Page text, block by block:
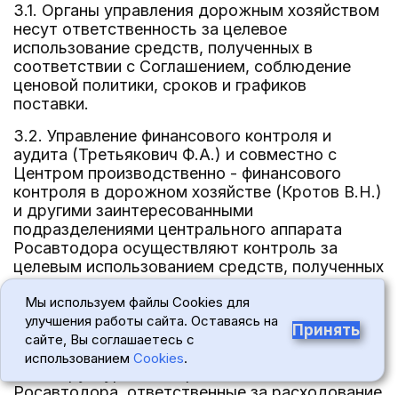
3.1. Органы управления дорожным хозяйством
несут ответственность за целевое
использование средств, полученных в
соответствии с Соглашением, соблюдение
ценовой политики, сроков и графиков
поставки.
3.2. Управление финансового контроля и
аудита (Третьякович Ф.А.) и совместно с
Центром производственно - финансового
контроля в дорожном хозяйстве (Кротов В.Н.)
и другими заинтересованными
подразделениями центрального аппарата
Росавтодора осуществляют контроль за
целевым использованием средств, полученных
от Росавтодора в счет погашения
задолженности организаций - недоимщиков в
Фонд, и ежемесячно представляют отчет
генеральному директору Росавтодора.
Мы используем файлы Cookies для
улучшения работы сайта. Оставаясь на
сайте, Вы соглашаетесь с
использованием Cookies.
Принять